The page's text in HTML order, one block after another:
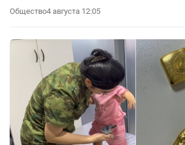
Общество4 августа 12:05